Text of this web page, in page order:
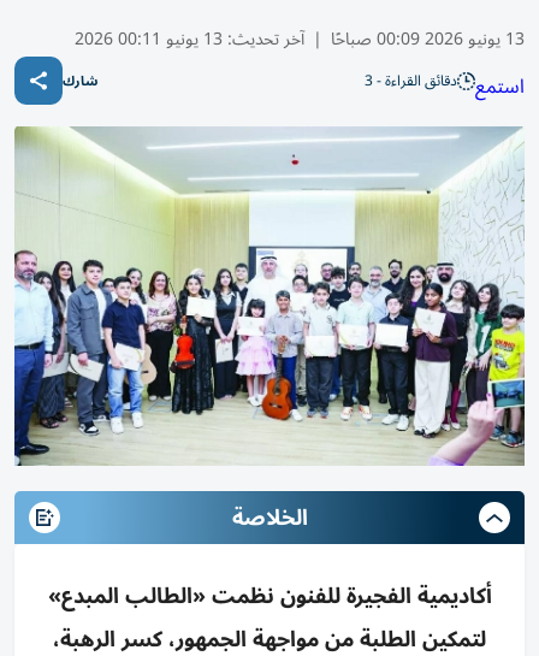
13 يونيو 2026 00:09 صباحًا | آخر تحديث: 13 يونيو 00:11 2026
استمع دقائق القراءة - 3 شارك
الخلاصة
أكاديمية الفجيرة للفنون نظمت «الطالب المبدع»
لتمكين الطلبة من مواجهة الجمهور، كسر الرهبة،